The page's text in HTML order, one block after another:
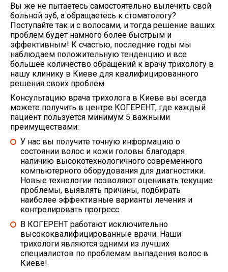
Вы же не пытаетесь самостоятельно вылечить свой
больной зуб, а обращаетесь к стоматологу?
Поступайте так и с волосами, и тогда решение ваших
проблем будет намного более быстрым и
эффективным! К счастью, последние годы мы
наблюдаем положительную тенденцию и все
большее количество обращений к врачу трихологу в
нашу клинику в Киеве для квалифицированного
решения своих проблем.
Консультацию врача трихолога в Киеве вы всегда
можете получить в центре КОГЕРЕНТ, где каждый
пациент пользуется минимум 5 важными
преимуществами:
У нас вы получите точную информацию о
состоянии волос и кожи гoловы благодаря
наличию высокотехнологичного современного
компьютерного оборудования для диагностики.
Новые технологии позволяют оценивать текущие
проблемы, выявлять причины, подбирать
наиболее эффективные варианты лечения и
контролировать прогресс.
В КОГЕРЕНТ работают исключительно
высококвалифицированные врачи. Наши
трихологи являются одними из лучших
специалистов по проблемам выпадения волос в
Киеве!